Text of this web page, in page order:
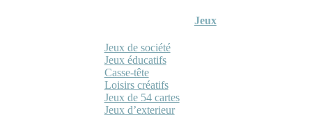
Jeux
Jeux de société
Jeux éducatifs
Casse-tête
Loisirs créatifs
Jeux de 54 cartes
Jeux d’exterieur